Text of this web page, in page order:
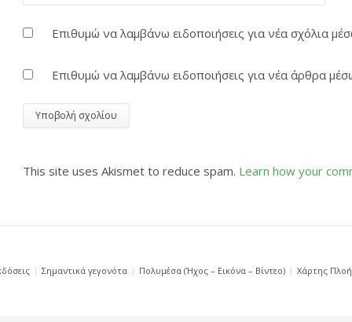
Επιθυμώ να λαμβάνω ειδοποιήσεις για νέα σχόλια
Επιθυμώ να λαμβάνω ειδοποιήσεις για νέα άρθρα
This site uses Akismet to reduce spam. Learn how your
Σημαντικά γεγονότα Πολυμέσα (Ήχος – Εικόνα – Βίντεο) Χάρτης